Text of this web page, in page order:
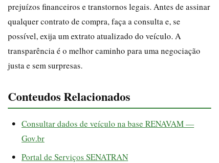
prejuízos financeiros e transtornos legais. Antes de assinar
qualquer contrato de compra, faça a consulta e, se
possível, exija um extrato atualizado do veículo. A
transparência é o melhor caminho para uma negociação
justa e sem surpresas.
Conteudos Relacionados
Consultar dados de veículo na base RENAVAM —
Gov.br
Portal de Serviços SENATRAN